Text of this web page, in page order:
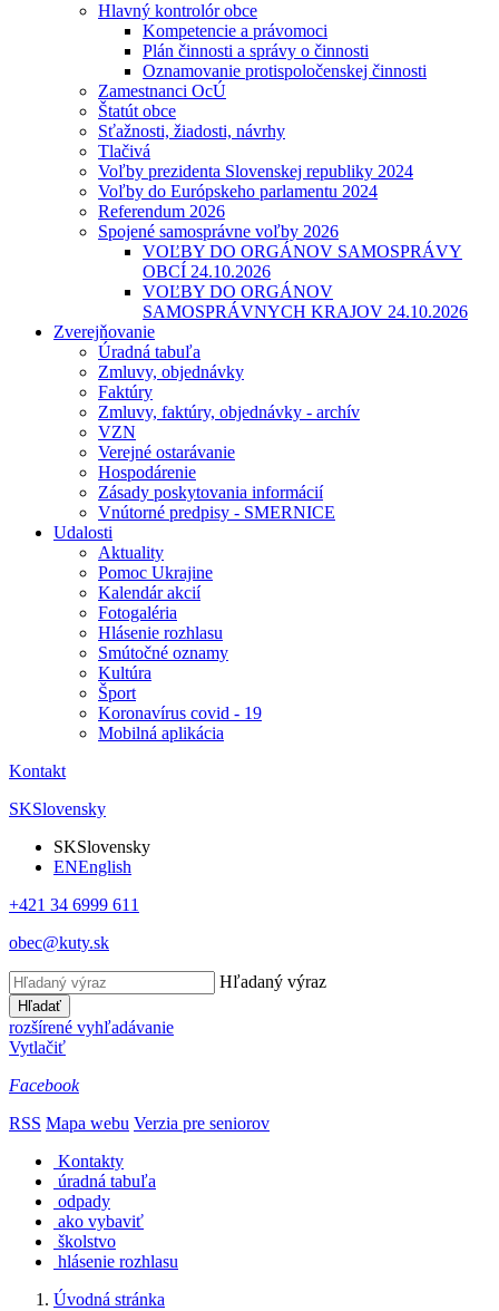
Hlavný kontrolór obce
Kompetencie a právomoci
Plán činnosti a správy o činnosti
Oznamovanie protispoločenskej činnosti
Zamestnanci OcÚ
Štatút obce
Sťažnosti, žiadosti, návrhy
Tlačivá
Voľby prezidenta Slovenskej republiky 2024
Voľby do Európskeho parlamentu 2024
Referendum 2026
Spojené samosprávne voľby 2026
VOĽBY DO ORGÁNOV SAMOSPRÁVY
OBCÍ 24.10.2026
VOĽBY DO ORGÁNOV
SAMOSPRÁVNYCH KRAJOV 24.10.2026
Zverejňovanie
Úradná tabuľa
Zmluvy, objednávky
Faktúry
Zmluvy, faktúry, objednávky - archív
VZN
Verejné ostarávanie
Hospodárenie
Zásady poskytovania informácií
Vnútorné predpisy - SMERNICE
Udalosti
Aktuality
Pomoc Ukrajine
Kalendár akcií
Fotogaléria
Hlásenie rozhlasu
Smútočné oznamy
Kultúra
Šport
Koronavírus covid - 19
Mobilná aplikácia
Kontakt
SKSlovensky
SKSlovensky
ENEnglish
+421 34 6999 611
obec@kuty.sk
Hľadaný výraz
Hľadať
rozšírené vyhľadávanie
Vytlačiť
Facebook
RSS Mapa webu Verzia pre seniorov
Kontakty
úradná tabuľa
odpady
ako vybaviť
školstvo
hlásenie rozhlasu
Úvodná stránka